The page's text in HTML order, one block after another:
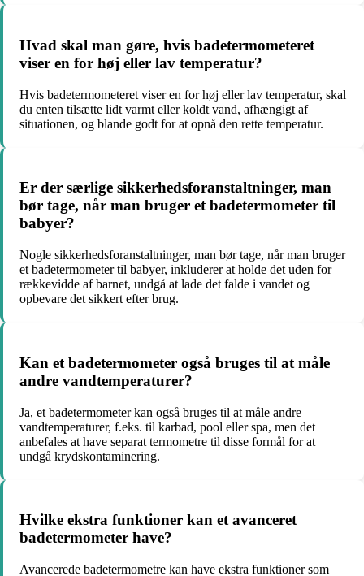
Hvad skal man gøre, hvis badetermometeret
viser en for høj eller lav temperatur?
Hvis badetermometeret viser en for høj eller lav temperatur, skal
du enten tilsætte lidt varmt eller koldt vand, afhængigt af
situationen, og blande godt for at opnå den rette temperatur.
Er der særlige sikkerhedsforanstaltninger, man
bør tage, når man bruger et badetermometer til
babyer?
Nogle sikkerhedsforanstaltninger, man bør tage, når man bruger
et badetermometer til babyer, inkluderer at holde det uden for
rækkevidde af barnet, undgå at lade det falde i vandet og
opbevare det sikkert efter brug.
Kan et badetermometer også bruges til at måle
andre vandtemperaturer?
Ja, et badetermometer kan også bruges til at måle andre
vandtemperaturer, f.eks. til karbad, pool eller spa, men det
anbefales at have separat termometre til disse formål for at
undgå krydskontaminering.
Hvilke ekstra funktioner kan et avanceret
badetermometer have?
Avancerede badetermometre kan have ekstra funktioner som